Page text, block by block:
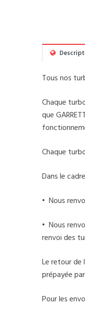
Tous nos
Chaque
que
Chaque
Dans le
• Nous
• Nous
renvoi des
Le retour de
prépayée
Pour les